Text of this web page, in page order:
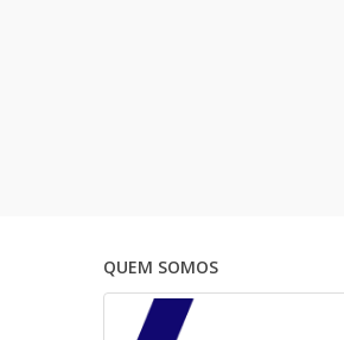
QUEM SOMOS